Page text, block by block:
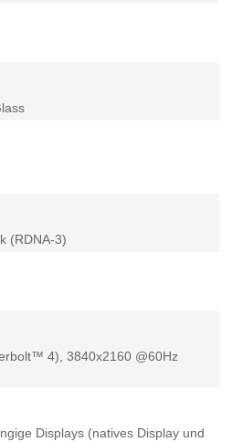
(RDNA-3)
4), 3840x2160 @60Hz
Displays (natives Display und